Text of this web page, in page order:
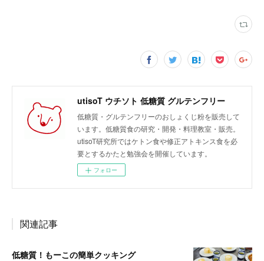
utisoT ウチソト 低糖質 グルテンフリー
低糖質・グルテンフリーのおしょくじ粉を販売して
います。低糖質食の研究・開発・料理教室・販売。
utisoT研究所ではケトン食や修正アトキンス食を必
要とするかたと勉強会を開催しています。
フォロー
関連記事
低糖質！もーこの簡単クッキング